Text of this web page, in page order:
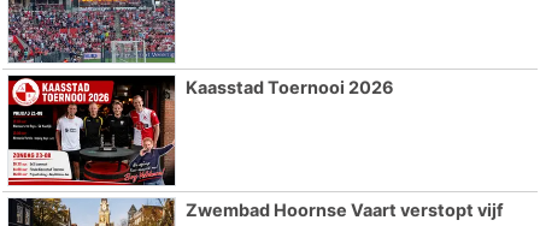
Kaasstad Toernooi 2026
Zwembad Hoornse Vaart verstopt vijf